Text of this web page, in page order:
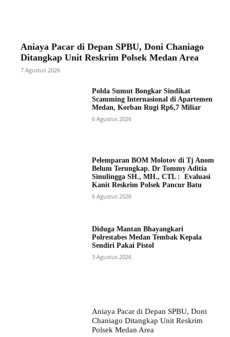
Aniaya Pacar di Depan SPBU, Doni Chaniago
Ditangkap Unit Reskrim Polsek Medan Area
7 Agustus 2026
Polda Sumut Bongkar Sindikat
Scamming Internasional di Apartemen
Medan, Korban Rugi Rp6,7 Miliar
6 Agustus 2026
Pelemparan BOM Molotov di Tj Anom
Belum Terungkap. Dr Tommy Aditia
Sinulingga SH., MH., CTL : Evaluasi
Kanit Reskrim Polsek Pancur Batu
6 Agustus 2026
Diduga Mantan Bhayangkari
Polrestabes Medan Tembak Kepala
Sendiri Pakai Pistol
3 Agustus 2026
Aniaya Pacar di Depan SPBU, Doni
Chaniago Ditangkap Unit Reskrim
Polsek Medan Area